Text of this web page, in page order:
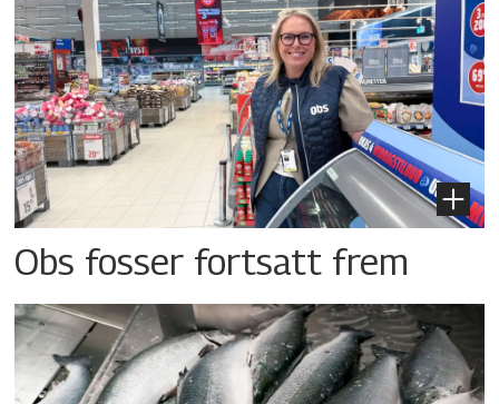
Obs fosser fortsatt frem